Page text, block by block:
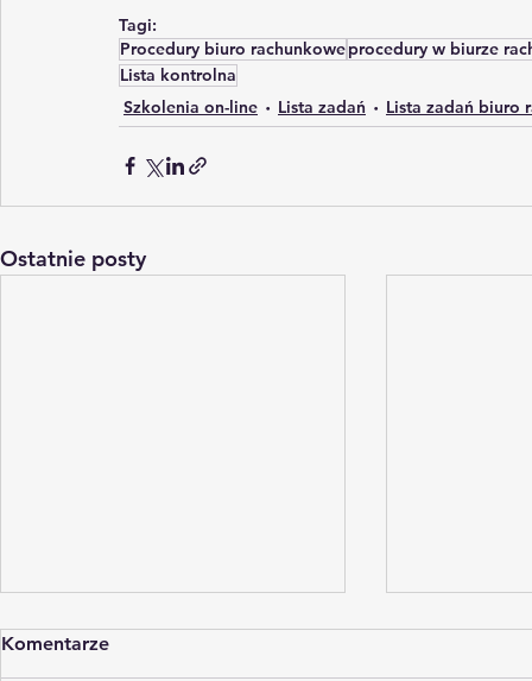
Tagi:
Procedury biuro rachunkoweprocedury w biurze
Lista kontrolna
Szkolenia on-line
Lista zadań Lista zadań biuro
Ostatnie posty
Komentarze